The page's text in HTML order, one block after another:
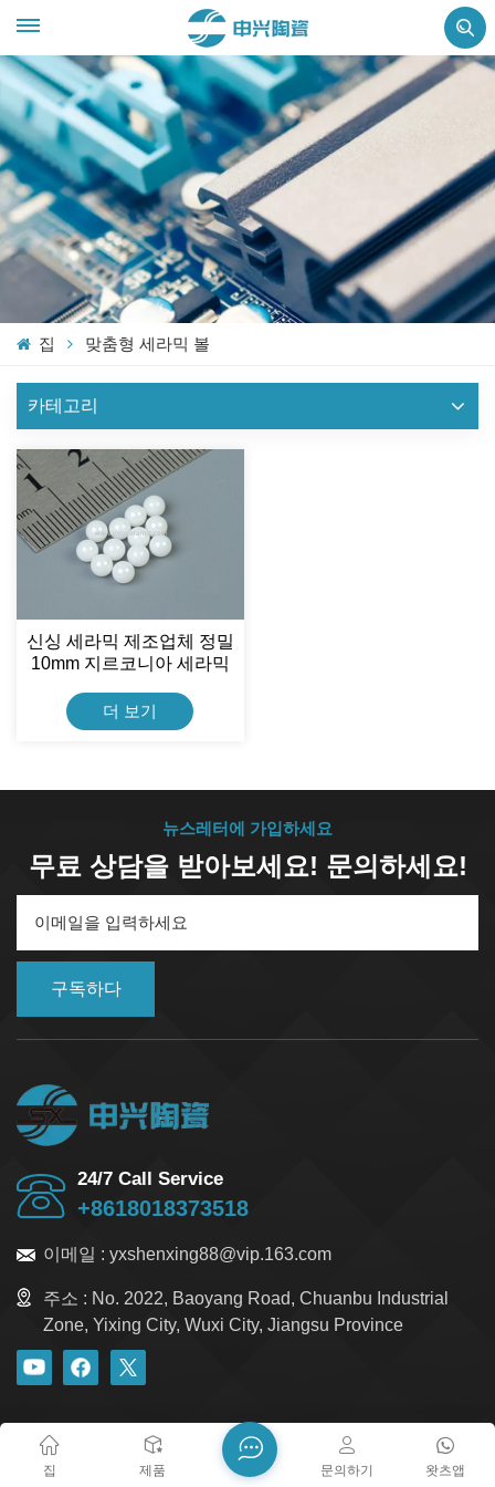
집 맞춤형 세라믹 볼
카테고리
신싱 세라믹 제조업체 정밀
10mm 지르코니아 세라믹
더 보기
뉴스레터에 가입하세요
무료 상담을 받아보세요! 문의하세요!
구독하다
24/7 Call Service
+8618018373518
이메일 : yxshenxing88@vip.163.com
주소 : No. 2022, Baoyang Road, Chuanbu Industrial
Zone, Yixing City, Wuxi City, Jiangsu Province
Xml 개인정보 보호정책
사이트맵
저작권 @ 2026 Yixing Shenxing Technology Co., Ltd. 모든 권리
집 제품 왓츠앱
문의하기